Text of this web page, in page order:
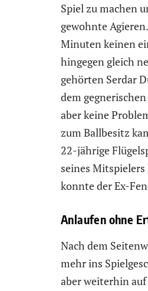
Spiel zu machen
gewohnte
Minuten keinen
hingegen gleich
gehörten Serdar
dem
aber keine
zum Ballbesitz
22-jährige
seines Mitspielers
konnte der Ex-
Anlaufen ohne
Nach dem
mehr ins
aber weiterhin auf